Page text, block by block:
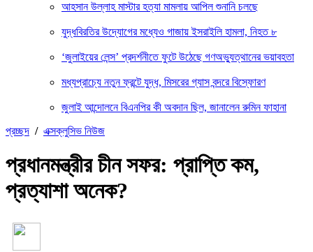
আহসান উল্লাহ মাস্টার হত্যা মামলায় আপিল শুনানি চলছে
যুদ্ধবিরতির উদ্যোগের মধ্যেও গাজায় ইসরাইলি হামলা, নিহত ৮
‘জুলাইয়ের লেন্স’ প্রদর্শনীতে ফুটে উঠেছে গণঅভ্যুত্থানের ভয়াবহতা
মধ্যপ্রাচ্যে নতুন ফ্রন্টে যুদ্ধ, মিসরের গ্যাস বন্দরে বিস্ফোরণ
জুলাই আন্দোলনে বিএনপির কী অবদান ছিল, জানালেন রুমিন ফাহানা
প্রচ্ছদ / এক্সক্লুসিভ নিউজ
প্রধানমন্ত্রীর চীন সফর: প্রাপ্তি কম,
প্রত্যাশা অনেক?